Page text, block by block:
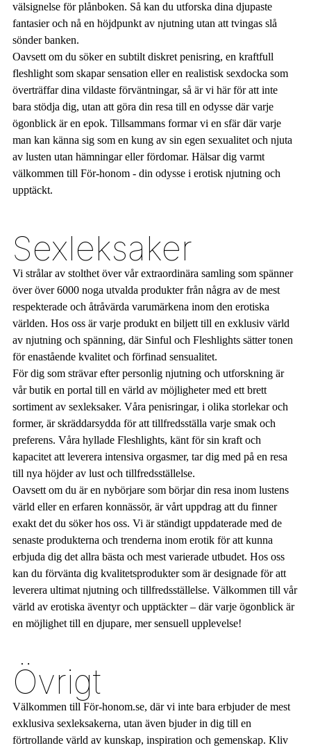
välsignelse för plånboken. Så kan du utforska dina djupaste
fantasier och nå en höjdpunkt av njutning utan att tvingas slå
sönder banken.
Oavsett om du söker en subtilt diskret penisring, en kraftfull
fleshlight som skapar sensation eller en realistisk sexdocka som
överträffar dina vildaste förväntningar, så är vi här för att inte
bara stödja dig, utan att göra din resa till en odysse där varje
ögonblick är en epok. Tillsammans formar vi en sfär där varje
man kan känna sig som en kung av sin egen sexualitet och njuta
av lusten utan hämningar eller fördomar. Hälsar dig varmt
välkommen till För-honom - din odysse i erotisk njutning och
upptäckt.
Sexleksaker
Vi strålar av stolthet över vår extraordinära samling som spänner
över över 6000 noga utvalda produkter från några av de mest
respekterade och åtråvärda varumärkena inom den erotiska
världen. Hos oss är varje produkt en biljett till en exklusiv värld
av njutning och spänning, där Sinful och Fleshlights sätter tonen
för enastående kvalitet och förfinad sensualitet.
För dig som strävar efter personlig njutning och utforskning är
vår butik en portal till en värld av möjligheter med ett brett
sortiment av sexleksaker. Våra penisringar, i olika storlekar och
former, är skräddarsydda för att tillfredsställa varje smak och
preferens. Våra hyllade Fleshlights, känt för sin kraft och
kapacitet att leverera intensiva orgasmer, tar dig med på en resa
till nya höjder av lust och tillfredsställelse.
Oavsett om du är en nybörjare som börjar din resa inom lustens
värld eller en erfaren konnässör, är vårt uppdrag att du finner
exakt det du söker hos oss. Vi är ständigt uppdaterade med de
senaste produkterna och trenderna inom erotik för att kunna
erbjuda dig det allra bästa och mest varierade utbudet. Hos oss
kan du förvänta dig kvalitetsprodukter som är designade för att
leverera ultimat njutning och tillfredsställelse. Välkommen till vår
värld av erotiska äventyr och upptäckter – där varje ögonblick är
en möjlighet till en djupare, mer sensuell upplevelse!
Övrigt
Välkommen till För-honom.se, där vi inte bara erbjuder de mest
exklusiva sexleksakerna, utan även bjuder in dig till en
förtrollande värld av kunskap, inspiration och gemenskap. Kliv